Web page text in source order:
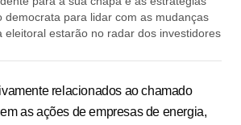
democrata para lidar com as mudanças
eleitoral estarão no radar dos investidores
relacionados ao chamado
as ações de empresas de energia,